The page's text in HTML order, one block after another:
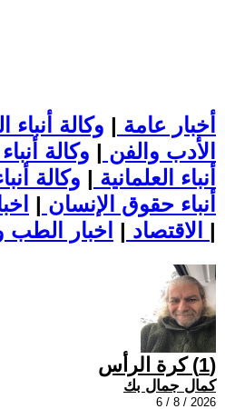
أخبار عامة | وكالة أنباء
الأدب والفن | وكالة
أنباء العلمانية | وكالة
أنباء حقوق الإنسان |
الاقتصاد | |
(1) كرة الرأس
كمال جمال بك
2026 / 8 / 6